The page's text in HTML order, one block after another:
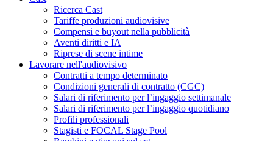
Ricerca Cast
Tariffe produzioni audiovisive
Compensi e buyout nella pubblicità
Aventi diritti e IA
Riprese di scene intime
Lavorare nell'audiovisivo
Contratti a tempo determinato
Condizioni generali di contratto (CGC)
Salari di riferimento per l’ingaggio settimanale
Salari di riferimento per l’ingaggio quotidiano
Profili professionali
Stagisti e FOCAL Stage Pool